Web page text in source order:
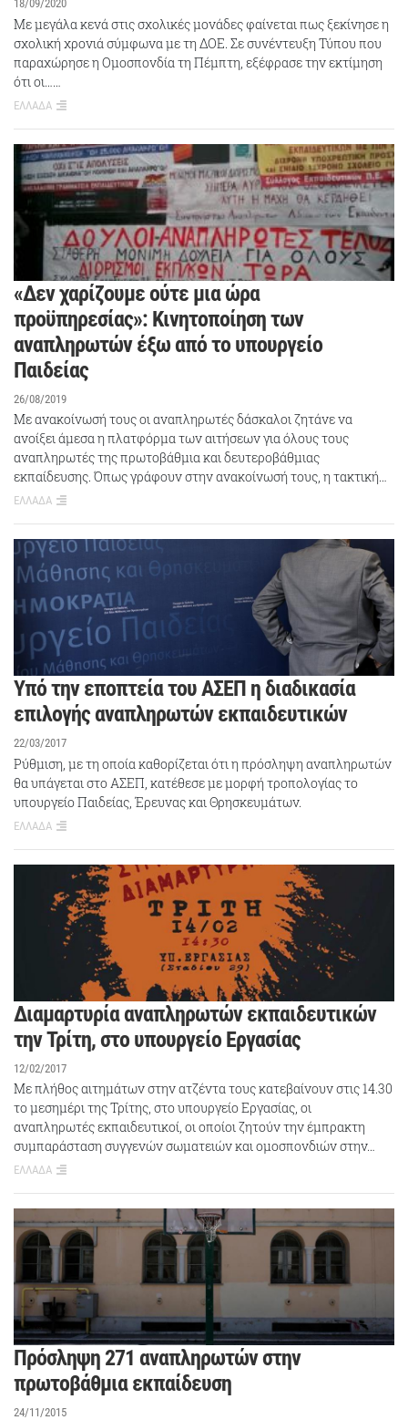
18/09/2020
Με μεγάλα κενά στις σχολικές μονάδες φαίνεται πως ξεκίνησε η
σχολική χρονιά σύμφωνα με τη ΔΟΕ. Σε συνέντευξη Τύπου που
παραχώρησε η Ομοσπονδία τη Πέμπτη, εξέφρασε την εκτίμηση
ότι οι……
ΕΛΛΑΔΑ
«Δεν χαρίζουμε ούτε μια ώρα
προϋπηρεσίας»: Κινητοποίηση των
αναπληρωτών έξω από το υπουργείο
Παιδείας
26/08/2019
Με ανακοίνωσή τους οι αναπληρωτές δάσκαλοι ζητάνε να
ανοίξει άμεσα η πλατφόρμα των αιτήσεων για όλους τους
αναπληρωτές της πρωτοβάθμια και δευτεροβάθμιας
εκπαίδευσης. Όπως γράφουν στην ανακοίνωσή τους, η τακτική…
ΕΛΛΑΔΑ
Υπό την εποπτεία του ΑΣΕΠ η διαδικασία
επιλογής αναπληρωτών εκπαιδευτικών
22/03/2017
Ρύθμιση, με τη οποία καθορίζεται ότι η πρόσληψη αναπληρωτών
θα υπάγεται στο ΑΣΕΠ, κατέθεσε με μορφή τροπολογίας το
υπουργείο Παιδείας, Έρευνας και Θρησκευμάτων.
ΕΛΛΑΔΑ
Διαμαρτυρία αναπληρωτών εκπαιδευτικών
την Τρίτη, στο υπουργείο Εργασίας
12/02/2017
Με πλήθος αιτημάτων στην ατζέντα τους κατεβαίνουν στις 14.30
το μεσημέρι της Τρίτης, στο υπουργείο Εργασίας, οι
αναπληρωτές εκπαιδευτικοί, οι οποίοι ζητούν την έμπρακτη
συμπαράσταση συγγενών σωματειών και ομοσπονδιών στην…
ΕΛΛΑΔΑ
Πρόσληψη 271 αναπληρωτών στην
πρωτοβάθμια εκπαίδευση
24/11/2015